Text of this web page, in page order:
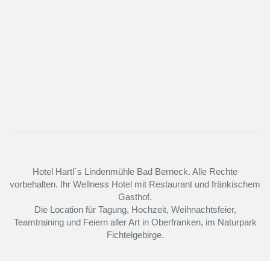
Hotel Hartl´s Lindenmühle Bad Berneck. Alle Rechte
vorbehalten. Ihr Wellness Hotel mit Restaurant und fränkischem
Gasthof.
Die Location für Tagung, Hochzeit, Weihnachtsfeier,
Teamtraining und Feiern aller Art in Oberfranken, im Naturpark
Fichtelgebirge.